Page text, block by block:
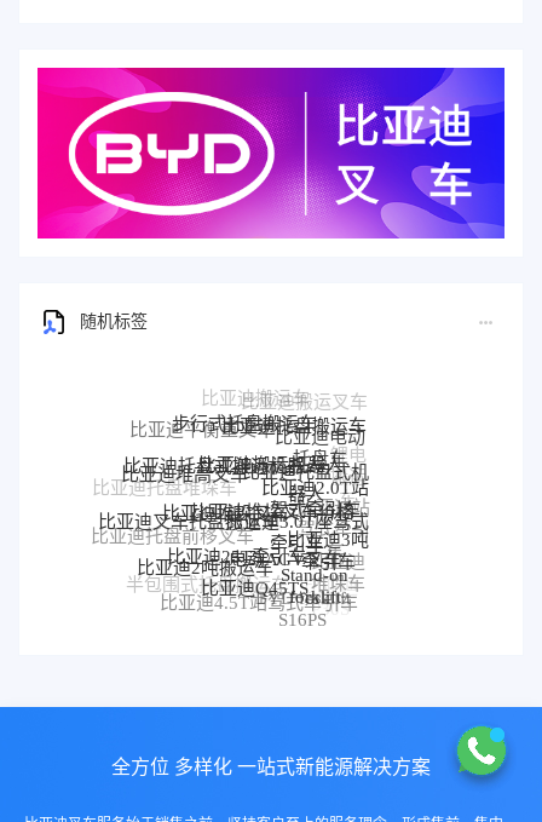
随机标签
比亚迪平衡重叉车
步行式托盘搬运车
比亚迪托盘搬运车
比亚迪电动
托盘车锂电
搬运
车
比亚迪托盘堆垛车
比亚迪堆高叉车
比亚迪托盘式搬运机器人
比亚迪搬运机器人
比亚迪托盘式机
器人
比亚迪2.0T站
驾式牵引车
比亚迪站
驾式牵引
车
比亚迪托盘前移叉车
比亚迪叉车托盘搬运车
比亚迪堆垛叉车
比亚迪堆垛叉车价格
比亚迪3.0T座驾式
牵引车
比亚迪3吨
牵引车
比亚迪
堆垛车
比亚迪
P30S
比亚迪仓储叉车
半包围式托盘搬运车
比亚迪2吨搬运车
比亚迪25T牵引车
电动AGV叉车
Stand-on
forklift
BYD forklift
S16PS
比亚迪4.5T站驾式牵引车
比亚迪Q45TS
全方位 多样化 一站式新能源解决方案